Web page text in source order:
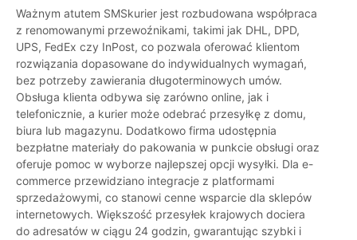
Ważnym atutem SMSkurier jest rozbudowana współpraca
z renomowanymi przewoźnikami, takimi jak DHL, DPD,
UPS, FedEx czy InPost, co pozwala oferować klientom
rozwiązania dopasowane do indywidualnych wymagań,
bez potrzeby zawierania długoterminowych umów.
Obsługa klienta odbywa się zarówno online, jak i
telefonicznie, a kurier może odebrać przesyłkę z domu,
biura lub magazynu. Dodatkowo firma udostępnia
bezpłatne materiały do pakowania w punkcie obsługi oraz
oferuje pomoc w wyborze najlepszej opcji wysyłki. Dla e-
commerce przewidziano integracje z platformami
sprzedażowymi, co stanowi cenne wsparcie dla sklepów
internetowych. Większość przesyłek krajowych dociera
do adresatów w ciągu 24 godzin, gwarantując szybki i